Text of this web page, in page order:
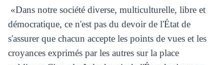
«Dans notre société diverse, multiculturelle, libre et
démocratique, ce n'est pas du devoir de l'État de
s'assurer que chacun accepte les points de vues et les
croyances exprimés par les autres sur la place